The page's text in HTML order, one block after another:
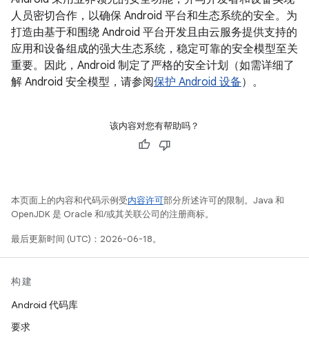
人员密切合作，以确保 Android 平台和生态系统的安全。为
打造由基于和围绕 Android 平台开发且由云服务提供支持的
应用和设备组成的强大生态系统，稳定可靠的安全模型至关
重要。因此，Android 制定了严格的安全计划（如需详细了
解 Android 安全模型，请参阅保护 Android 设备）。
该内容对您有帮助吗？
本页面上的内容和代码示例受内容许可部分所述许可的限制。Java 和
OpenJDK 是 Oracle 和/或其关联公司的注册商标。
最后更新时间 (UTC)：2026-06-18。
构建
Android 代码库
要求